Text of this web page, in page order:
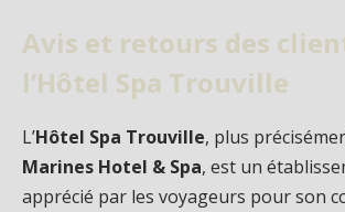
Avis et retours des
l’Hôtel Spa Trouville
L’Hôtel Spa Trouville, plus
Marines Hotel & Spa, est un
apprécié par les voyageurs pour son